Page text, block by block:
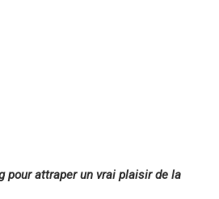
pour attraper un vrai plaisir de la